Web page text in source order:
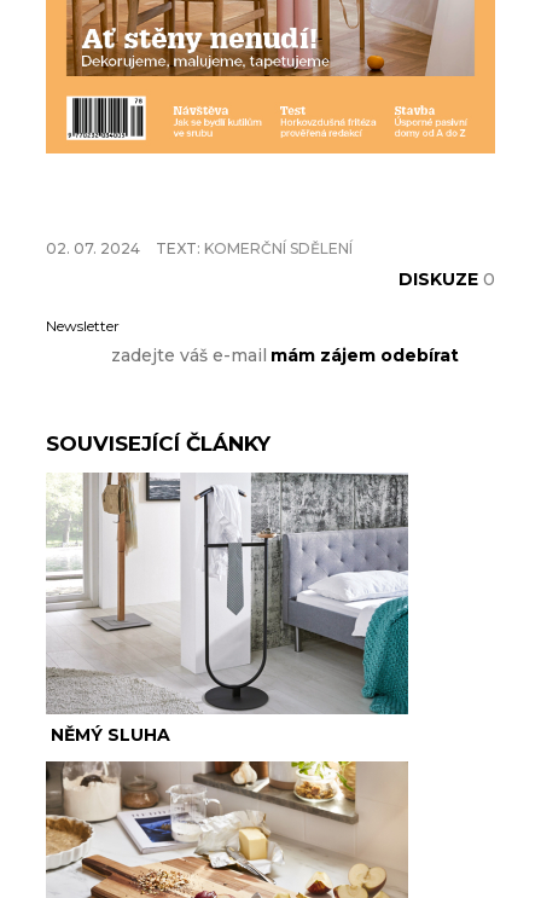
02. 07. 2024 TEXT: KOMERČNÍ SDĚLENÍ
DISKUZE 0
Newsletter
SOUVISEJÍCÍ ČLÁNKY
NĚMÝ SLUHA